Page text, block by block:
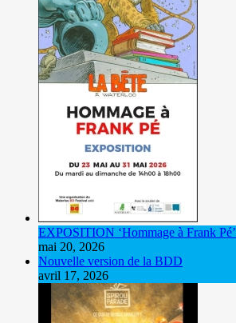
EXPOSITION ‘Hommage à Frank Pé’
mai 20, 2026
Nouvelle version de la BDD
avril 17, 2026